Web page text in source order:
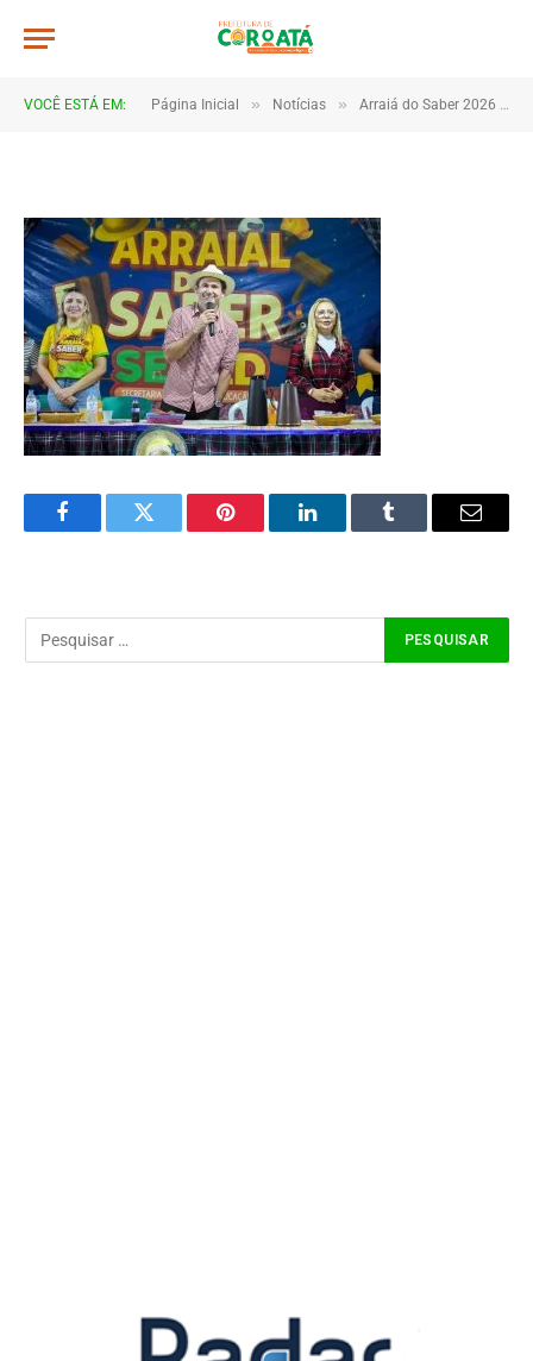
VOCÊ ESTÁ EM: Página Inicial » Notícias » Arraiá do Saber 2026 tem início no Macropolo Pau de Estopa com celebração da cultura e da educação
DSC_5524
FacebookTwitter Pinterest LinkedInTumblr Email